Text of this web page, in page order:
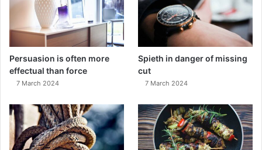
Persuasion is often more
effectual than force
7 March 2024
Spieth in danger of missing
cut
7 March 2024